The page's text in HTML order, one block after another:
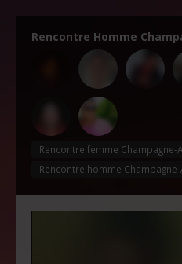
Rencontre Homme
Rencontre femme Champagne-
Rencontre homme